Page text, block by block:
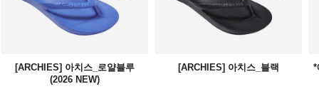
[ARCHIES] 아치스_로얄블루
(2026 NEW)
[ARCHIES] 아치스_블랙 *